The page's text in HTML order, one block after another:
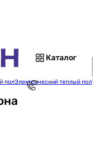
Каталог
полЭлектрический теплый пол